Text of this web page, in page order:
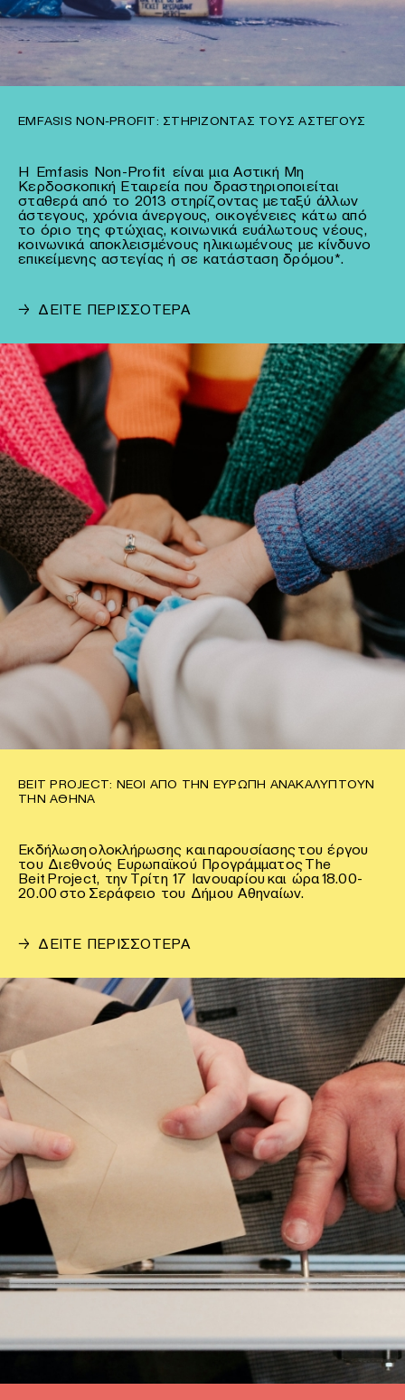
EMFASIS NON-PROFIT: ΣΤΗΡΊΖΟΝΤΑΣ ΤΟΥΣ ΆΣΤΕΓΟΥΣ
Η Emfasis Non-Profit είναι μια Αστική Μη
Κερδοσκοπική Εταιρεία που δραστηριοποιείται
σταθερά από το 2013 στηρίζοντας μεταξύ άλλων
άστεγους, χρόνια άνεργους, οικογένειες κάτω από
το όριο της φτώχιας, κοινωνικά ευάλωτους νέους,
κοινωνικά αποκλεισμένους ηλικιωμένους με κίνδυνο
επικείμενης αστεγίας ή σε κατάσταση δρόμου*.
→ ΔΕΙΤΕ ΠΕΡΙΣΣΟΤΕΡΑ
BEIT PROJECT: ΝΈΟΙ ΑΠΌ ΤΗΝ ΕΥΡΏΠΗ ΑΝΑΚΑΛΎΠΤΟΥΝ
ΤΗΝ ΑΘΉΝΑ
Εκδήλωση ολοκλήρωσης και παρουσίασης του έργου
του Διεθνούς Ευρωπαϊκού Προγράμματος The
Beit Project, την Τρίτη 17 Ιανουαρίου και ώρα 18.00-
20.00 στο Σεράφειο του Δήμου Αθηναίων.
→ ΔΕΙΤΕ ΠΕΡΙΣΣΟΤΕΡΑ